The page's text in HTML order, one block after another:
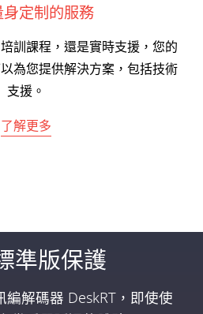
定制的服務
訓課程，還是實時支援，您的
為您提供解決方案，包括技術
支援。
了解更多
準版保護
解碼器 DeskRT，即使使